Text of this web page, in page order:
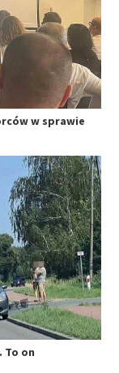
w sprawie
To on